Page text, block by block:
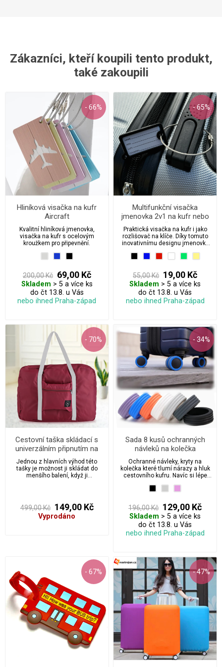
Zákazníci, kteří koupili tento produkt,
také zakoupili
- 66%
Hliníková visačka na kufr
Aircraft
Kvalitní hliníková jmenovka,
visačka na kufr s ocelovým
kroužkem pro připevnění.
200,00 Kč 69,00 Kč
Skladem > 5 a více ks
do čt 13.8. u Vás
nebo ihned Praha-západ
- 65%
Multifunkční visačka
jmenovka 2v1 na kufr nebo
klíče
Praktická visačka na kufr i jako
rozlišovač na klíče. Díky tomuto
inovativnímu designu jmenovky
55,00 Kč 19,00 Kč
Skladem > 5 a více ks
do čt 13.8. u Vás
nebo ihned Praha-západ
- 70%
Cestovní taška skládací s
univerzálním připnutím na
zavazadlo
Jednou z hlavních výhod této
tašky je možnost ji skládat do
menšího balení, když ji
které umožňuje snadné a rychlé
připevnění na různé typy
zavazadel, jako jsou kufr, batoh
499,00 Kč 149,00 Kč
Vyprodáno
- 34%
Sada 8 kusů ochranných
návleků na kolečka
cestovního kufru
Ochranné návleky, kryty na
kolečka které tlumí nárazy a hluk
cestovního kufru. Navíc si lépe
196,00 Kč 129,00 Kč
Skladem > 5 a více ks
do čt 13.8. u Vás
nebo ihned Praha-západ
- 67% - 47%